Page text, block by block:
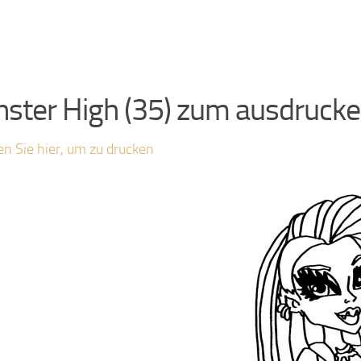
High (35) zum
Sie hier, um zu drucken